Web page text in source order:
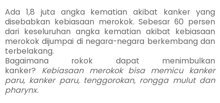
Ada 1,8 juta angka kematian aki­bat kanker yang
disebabkan kebiasaan merokok. Sebesar 60 persen
dari keseluruhan angka kematian akibat kebiasaan
me­rokok dijumpai di negara-negara berkembang dan
terbelakang.
Bagaimana rokok dapat me­nimbulkan
kanker? Kebiasaan merokok bisa memicu kanker
paru, kanker paru, tenggorokan, rongga mulut dan
pharynx.